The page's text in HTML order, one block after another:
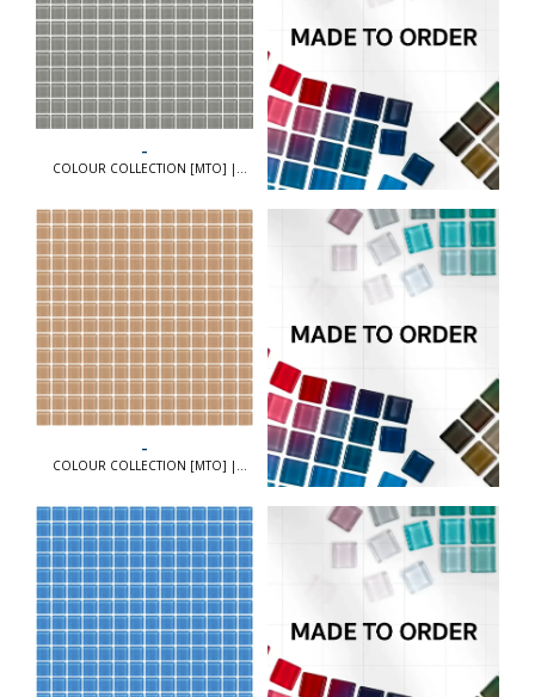
-
COLOUR COLLECTION [MTO] |
-
COLOUR COLLECTION [MTO] |